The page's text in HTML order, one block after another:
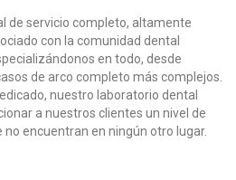
de servicio completo, altamente
con la comunidad dental
en todo, desde
de arco completo más complejos.
nuestro laboratorio dental
a nuestros clientes un nivel de
encuentran en ningún otro lugar.